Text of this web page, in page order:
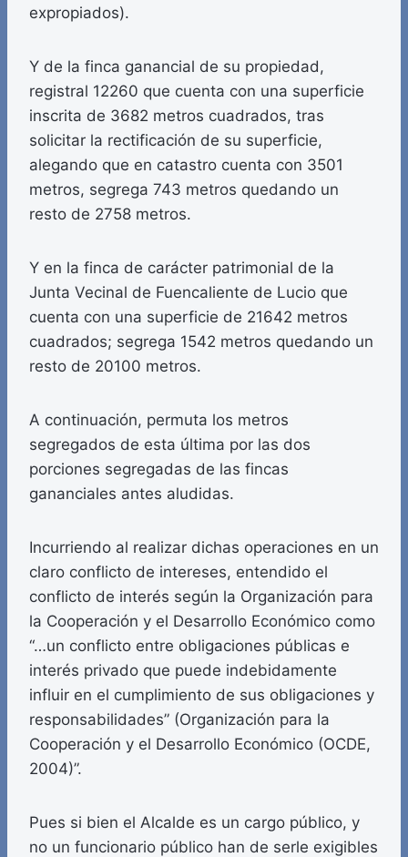
expropiados).
Y de la finca ganancial de su propiedad,
registral 12260 que cuenta con una superficie
inscrita de 3682 metros cuadrados, tras
solicitar la rectificación de su superficie,
alegando que en catastro cuenta con 3501
metros, segrega 743 metros quedando un
resto de 2758 metros.
Y en la finca de carácter patrimonial de la
Junta Vecinal de Fuencaliente de Lucio que
cuenta con una superficie de 21642 metros
cuadrados; segrega 1542 metros quedando un
resto de 20100 metros.
A continuación, permuta los metros
segregados de esta última por las dos
porciones segregadas de las fincas
gananciales antes aludidas.
Incurriendo al realizar dichas operaciones en un
claro conflicto de intereses, entendido el
conflicto de interés según la Organización para
la Cooperación y el Desarrollo Económico como
“…un conflicto entre obligaciones públicas e
interés privado que puede indebidamente
influir en el cumplimiento de sus obligaciones y
responsabilidades” (Organización para la
Cooperación y el Desarrollo Económico (OCDE,
2004)”.
Pues si bien el Alcalde es un cargo público, y
no un funcionario público han de serle exigibles